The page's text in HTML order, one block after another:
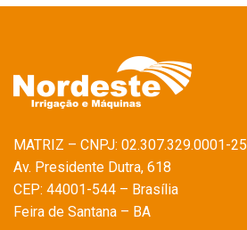
MATRIZ – CNPJ: 02.307.329.0001-25
Av. Presidente Dutra, 618
CEP: 44001-544 – Brasília
Feira de Santana – BA